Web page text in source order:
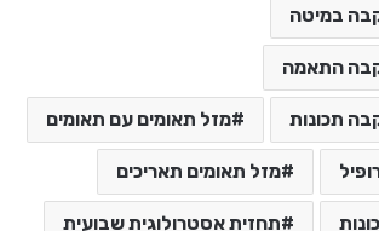
במיטה
התאמה
תכונות מזל תאומים עם תאומים
מזל תאומים תאריכים
תחזית אסטרולוגית שבועית